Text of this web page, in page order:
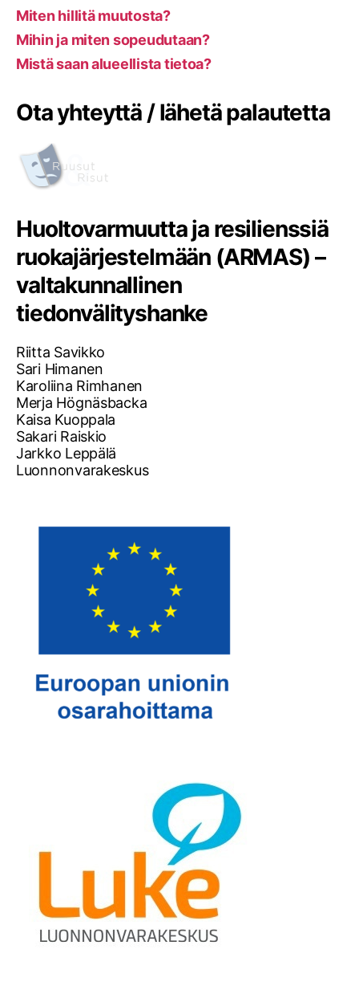
Miten hillitä muutosta?
Mihin ja miten sopeudutaan?
Mistä saan alueellista tietoa?
Ota yhteyttä / lähetä palautetta
Huoltovarmuutta ja resilienssiä
ruokajärjestelmään (ARMAS) –
valtakunnallinen
tiedonvälityshanke
Riitta Savikko
Sari Himanen
Karoliina Rimhanen
Merja Högnäsbacka
Kaisa Kuoppala
Sakari Raiskio
Jarkko Leppälä
Luonnonvarakeskus